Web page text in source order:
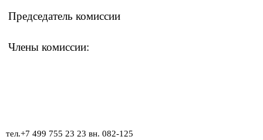
Председатель комиссии
Члены комиссии:
тел.+7 499 755 23 23 вн. 082-125